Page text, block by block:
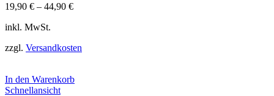
19,90 € – 44,90 €
inkl. MwSt.
zzgl. Versandkosten
In den Warenkorb
Schnellansicht